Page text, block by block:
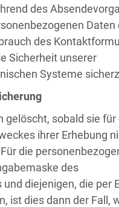
des
Daten
des
Sicherheit unserer
Systeme
gelöscht, sobald sie für
ihrer Erhebung
die
des
diejenigen, die per
ist dies dann der Fall,